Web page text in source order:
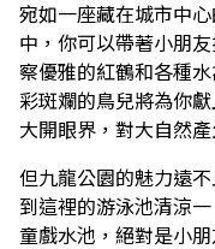
宛如一座藏在城市中
中，你可以帶著小朋
察優雅的紅鶴和各種
彩斑斕的鳥兒將為你
大開眼界，對大自然產
但九龍公園的魅力遠
到這裡的游泳池清涼
童戲水池，絕對是小